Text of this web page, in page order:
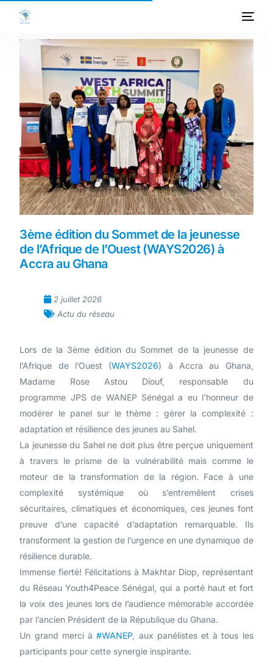
3ème édition du Sommet de la jeunesse
de l’Afrique de l’Ouest (WAYS2026) à
Accra au Ghana
2 juillet 2026
Actu du réseau
Lors de la 3ème édition du Sommet de la jeunesse de
l’Afrique de l’Ouest (WAYS2026) à Accra au Ghana,
Madame Rose Astou Diouf, responsable du
programme JPS de WANEP Sénégal a eu l’honneur de
modérer le panel sur le thème : gérer la complexité :
adaptation et résilience des jeunes au Sahel.
La jeunesse du Sahel ne doit plus être perçue uniquement
à travers le prisme de la vulnérabilité mais comme le
moteur de la transformation de la région. Face à une
complexité systémique où s’entremêlent crises
sécuritaires, climatiques et économiques, ces jeunes font
preuve d’une capacité d’adaptation remarquable. Ils
transforment la gestion de l’urgence en une dynamique de
résilience durable.
Immense fierté! Félicitations à Makhtar Diop, représentant
du Réseau Youth4Peace Sénégal, qui a porté haut et fort
la voix des jeunes lors de l’audience mémorable accordée
par l’ancien Président de la République du Ghana.
Un grand merci à#WANEP, aux panélistes et à tous les
participants pour cette synergie inspirante.
ACCUEIL
A PROPOS
PROGRAMMES
PROJETS
ACTIVITES
PUBLICATIONS
MEDIATHEQUE